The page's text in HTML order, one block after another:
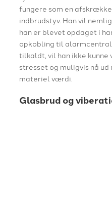
fungere som en
indbrudstyv. Han vil
han er blevet opdaget i
opkobling til
tilkaldt, vil han ikke kunne
stresset og muligvis nå
materiel værdi.
Glasbrud og